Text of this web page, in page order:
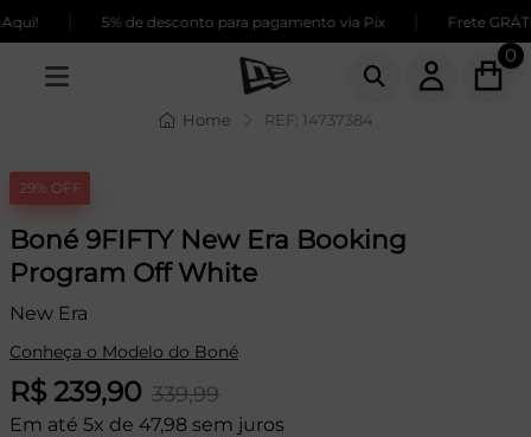
5% de desconto para pagamento via Pix Frete
0
Home REF: 14737384
29% OFF
Boné 9FIFTY New Era Booking
Program Off White
New Era
Conheça o Modelo do Boné
R$ 239,90 339,99
Em até 5x de 47,98 sem juros